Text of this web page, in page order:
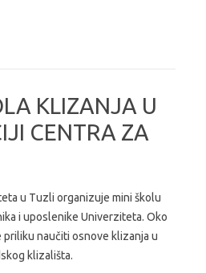
KLIZANJA U
CENTRA ZA
u Tuzli organizuje mini školu
i uposlenike Univerziteta. Oko
priliku naučiti osnove klizanja u
klizališta.